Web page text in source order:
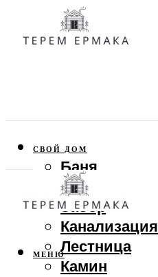
СВОЙ ДОМ
Баня
Веранда
Забор
Канализация
Лестница
Камин
МЕНЮ